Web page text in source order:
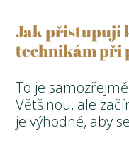
Jak přistupují
technikám při
To je
Většinou, ale
je výhodné, aby